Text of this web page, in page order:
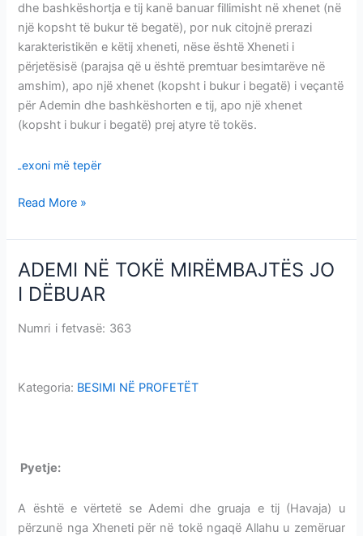
dhe bashkëshortja e tij kanë banuar fillimisht në xhenet (në
një kopsht të bukur të begatë), por nuk citojnë prerazi
karakteristikën e këtij xheneti, nëse është Xheneti i
përjetësisë (parajsa që u është premtuar besimtarëve në
amshim), apo një xhenet (kopsht i bukur i begatë) i veçantë
për Ademin dhe bashkëshorten e tij, apo një xhenet
(kopsht i bukur i begatë) prej atyre të tokës.
Lexoni më tepër
Read More »
ADEMI NË TOKË MIRËMBAJTËS JO
I DËBUAR
Numri i fetvasë: 363
Kategoria: BESIMI NË PROFETËT
Pyetje:
A është e vërtetë se Ademi dhe gruaja e tij (Havaja) u
përzunë nga Xheneti për në tokë ngaqë Allahu u zemëruar
ADEMI
NË
TOKË
MIRËMBAJTËS
DËBUAR